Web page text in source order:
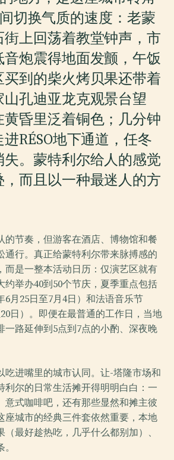
切换气质的速度：老蒙
上回荡着教堂钟声，市
炮震得地面发颤，午饭
到的柴火烤贝果还带着
孔迪亚龙克观景台望
昏里泛着铜色；几分钟
RÉSO地下通道，任冬
失。蒙特利尔给人的感觉
而且以一种最迷人的方
的节奏，但游客在酒店、博物馆和餐
通行。真正给蒙特利尔带来脉搏感的
而是一整本活动日历：仅演艺区就有
约举办40到50个节庆，夏季重点包括
6月25日至7月4日）和法语音乐节
20日）。即便在最普通的工作日，当地
一路延伸到5点到7点的小酌、深夜晚
吃进嘴里的城市认同。让-塔隆市场和
利尔的日常生活摊开得明明白白：一
意式咖啡吧，还有那些显然和摊主彼
座城市的经典三件套依然重要，本地
最好趁热吃，几乎什么都别加）、